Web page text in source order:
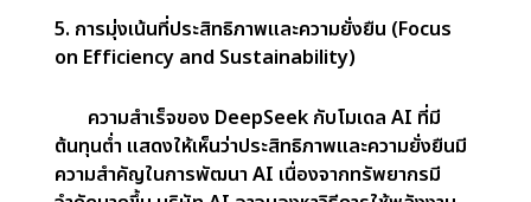
หลายมากขึ้นจากนักพัฒนาที่แตกต่างกัน อนาคตของ
AI อาจถูกกำหนดโดยความสามารถและแนวทางที่หลาก
2. การเปลี่ยนแปลงกลยุทธ์การลงทุน (Changing
Investment Strategies)